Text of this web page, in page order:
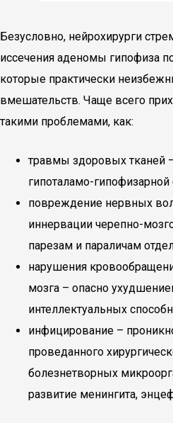
Безусловно, нейрохирурги
иссечения аденомы гипофиза
которые практически
вмешательств. Чаще всего
такими проблемами, как:
травмы здоровых тканей
гипоталамо-гипофизарной
повреждение нервных
иннервации черепно-
парезам и параличам
нарушения
мозга – опасно
интеллектуальных
инфицирование –
проведанного
болезнетворных
развитие менингита,